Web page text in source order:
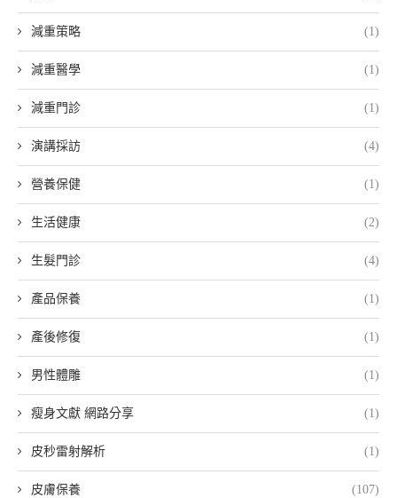
減重策略 (1)
減重醫學 (1)
減重門診 (1)
演講採訪 (4)
營養保健 (1)
生活健康 (2)
生髮門診 (4)
產品保養 (1)
產後修復 (1)
男性體雕 (1)
瘦身文獻 網路分享 (1)
皮秒雷射解析 (1)
皮膚保養 (107)